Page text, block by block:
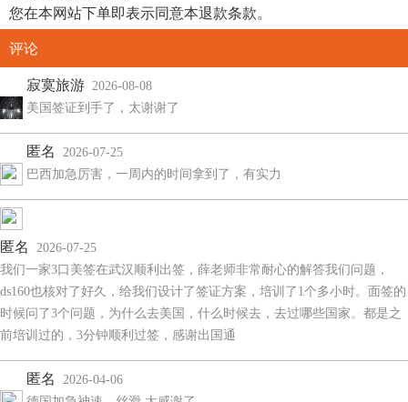
您在本网站下单即表示同意本退款条款。
评论
寂寞旅游 2026-08-08
美国签证到手了，太谢谢了
匿名 2026-07-25
巴西加急厉害，一周内的时间拿到了，有实力
匿名 2026-07-25
我们一家3口美签在武汉顺利出签，薛老师非常耐心的解答我们问题，
ds160也核对了好久，给我们设计了签证方案，培训了1个多小时。面签的
时候问了3个问题，为什么去美国，什么时候去，去过哪些国家。都是之
前培训过的，3分钟顺利过签，感谢出国通
匿名 2026-04-06